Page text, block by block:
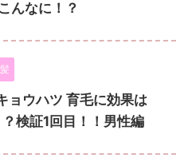
んなに！？
ョウハツ 育毛に効果は
検証1回目！！男性編